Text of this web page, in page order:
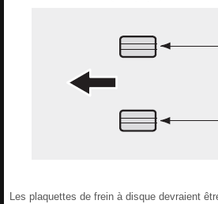
Les plaquettes de frein à disque devraient